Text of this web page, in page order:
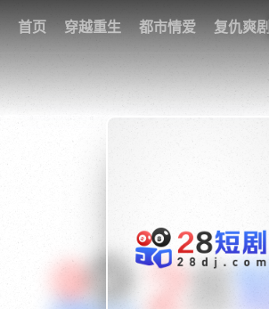
首页 穿越重生 都市情爱 复仇爽剧
我的观影记录